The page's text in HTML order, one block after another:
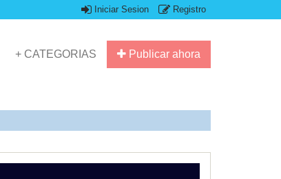
Iniciar Sesion Registro
Publicar ahora
+ CATEGORIAS